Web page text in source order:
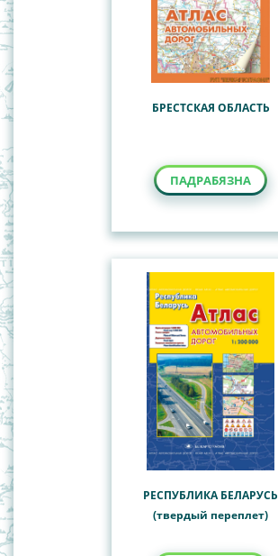
БРЕСТСКАЯ ОБЛАСТЬ
ПАДРАБЯЗНА
РЕСПУБЛИКА БЕЛАРУСЬ
(твердый переплет)